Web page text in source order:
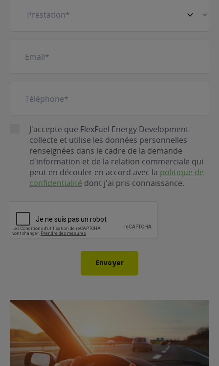
mail(Nécessaire)
RGPDJ'accepte que FlexFuel Energy Development
collecte et utilise les données personnelles
renseignées dans le cadre de la demande
d'information et de la relation commerciale qui
peut en découler en accord avec la politique de
confidentialité dont j'ai pris connaissance.
Envoyer